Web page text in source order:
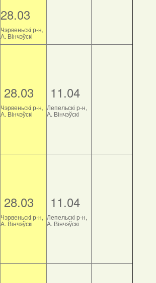
28.03
Чэрвеньскі р-н,
А. Вінчэўскі
28.03
Чэрвеньскі р-н,
А. Вінчэўскі
11.04
Лепельскі р-н,
А. Вінчэўскі
28.03
Чэрвеньскі р-н,
А. Вінчэўскі
11.04
Лепельскі р-н,
А. Вінчэўскі